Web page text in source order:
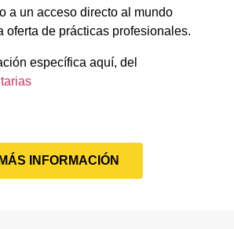
a un acceso directo al mundo
oferta de prácticas profesionales.
específica aquí, del
MÁS INFORMACIÓN